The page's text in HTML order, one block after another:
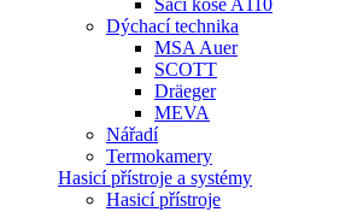
Sací koše A110
Dýchací technika
MSA Auer
SCOTT
Dräeger
MEVA
Nářadí
Termokamery
Hasicí přístroje a systémy
Hasicí přístroje